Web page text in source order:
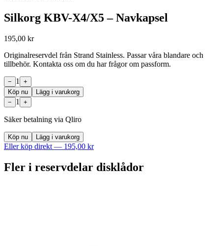
Silkorg KBV-X4/X5 – Navkapsel
195,00 kr
Originalreservdel från Strand Stainless. Passar våra blandare och
tillbehör. Kontakta oss om du har frågor om passform.
− 1
+
Köp nu
Lägg i varukorg
−
1 +
Säker betalning via Qliro
Köp nu Lägg i varukorg
Eller köp direkt — 195,00 kr
Fler i reservdelar disklådor